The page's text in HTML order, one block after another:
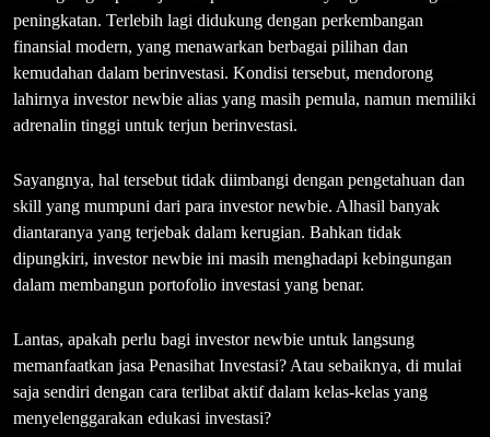
peningkatan. Terlebih lagi didukung dengan perkembangan
finansial modern, yang menawarkan berbagai pilihan dan
kemudahan dalam berinvestasi. Kondisi tersebut, mendorong
lahirnya investor newbie alias yang masih pemula, namun memiliki
adrenalin tinggi untuk terjun berinvestasi.
Sayangnya, hal tersebut tidak diimbangi dengan pengetahuan dan
skill yang mumpuni dari para investor newbie. Alhasil banyak
diantaranya yang terjebak dalam kerugian. Bahkan tidak
dipungkiri, investor newbie ini masih menghadapi kebingungan
dalam membangun portofolio investasi yang benar.
Lantas, apakah perlu bagi investor newbie untuk langsung
memanfaatkan jasa Penasihat Investasi? Atau sebaiknya, di mulai
saja sendiri dengan cara terlibat aktif dalam kelas-kelas yang
menyelenggarakan edukasi investasi?